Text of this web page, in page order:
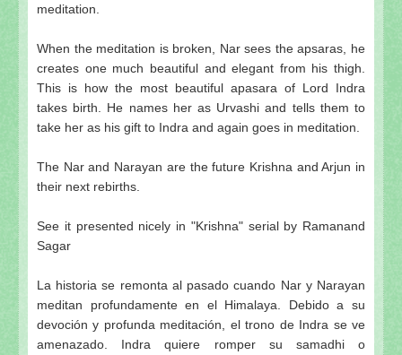
meditation.
When the meditation is broken, Nar sees the apsaras, he
creates one much beautiful and elegant from his thigh.
This is how the most beautiful apasara of Lord Indra
takes birth. He names her as Urvashi and tells them to
take her as his gift to Indra and again goes in meditation.
The Nar and Narayan are the future Krishna and Arjun in
their next rebirths.
See it presented nicely in "Krishna" serial by Ramanand
Sagar
La historia se remonta al pasado cuando Nar y Narayan
meditan profundamente en el Himalaya. Debido a su
devoción y profunda meditación, el trono de Indra se ve
amenazado. Indra quiere romper su samadhi o